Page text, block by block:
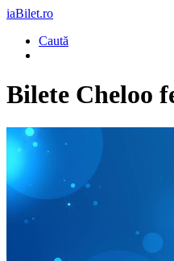
iaBilet.ro
Caută
Bilete Cheloo